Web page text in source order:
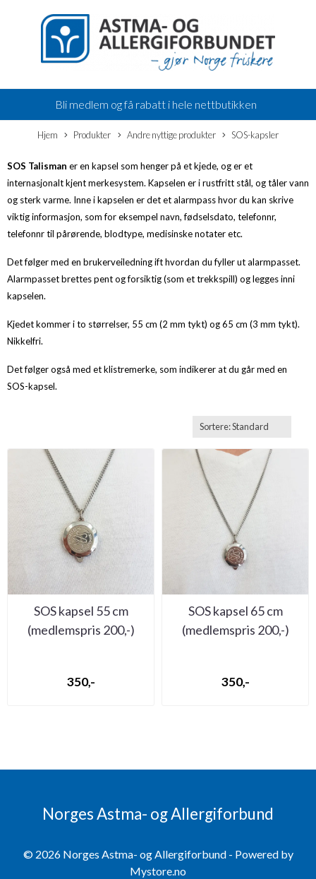
Bli medlem og få rabatt i hele nettbutikken
Hjem Produkter Andre nyttige produkter SOS-kapsler
SOS Talisman er en kapsel som henger på et kjede, og er et
internasjonalt kjent merkesystem. Kapselen er i rustfritt stål, og tåler vann
og sterk varme. Inne i kapselen er det et alarmpass hvor du kan skrive
viktig informasjon, som for eksempel navn, fødselsdato, telefonnr,
telefonnr til pårørende, blodtype, medisinske notater etc.
Det følger med en brukerveiledning ift hvordan du fyller ut alarmpasset.
Alarmpasset brettes pent og forsiktig (som et trekkspill) og legges inni
kapselen.
Kjedet kommer i to størrelser, 55 cm (2 mm tykt) og 65 cm (3 mm tykt).
Nikkelfri.
Det følger også med et klistremerke, som indikerer at du går med en
SOS-kapsel.
SOS kapsel 55 cm
(medlemspris 200,-)
350,-
SOS kapsel 65 cm
(medlemspris 200,-)
350,-
Norges Astma- og Allergiforbund
© 2026 Norges Astma- og Allergiforbund - Powered by
Mystore.no